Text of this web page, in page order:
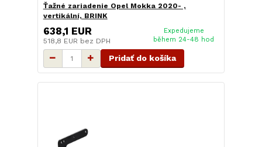
Ťažné zariadenie Opel Mokka 2020- ,
vertikální, BRINK
638,1 EUR
518,8 EUR bez DPH
Expedujeme
během 24-48 hod
Pridať do košíka